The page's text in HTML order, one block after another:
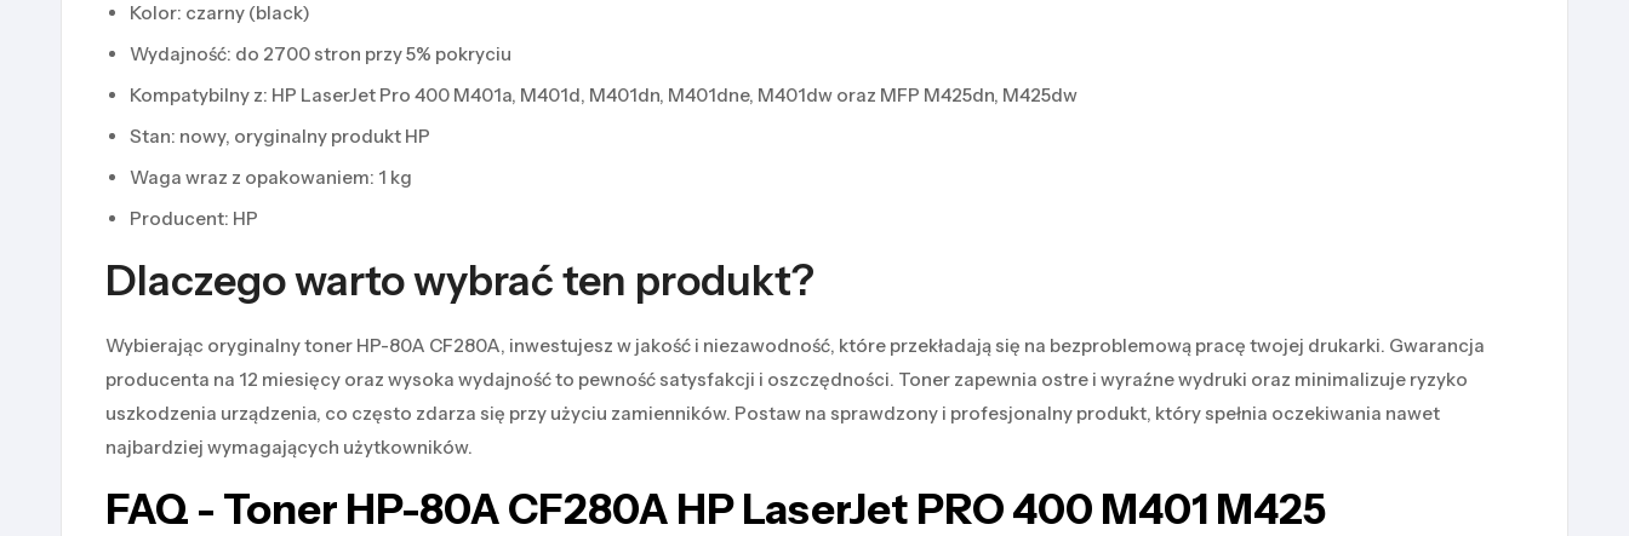
Kolor: czarny (black)
Wydajność: do 2700 stron przy 5% pokryciu
Kompatybilny z: HP LaserJet Pro 400 M401a, M401d, M401dn, M401dne, M401dw oraz MFP M425dn, M425dw
Stan: nowy, oryginalny produkt HP
Waga wraz z opakowaniem: 1 kg
Producent: HP
Dlaczego warto wybrać ten produkt?
Wybierając oryginalny toner HP-80A CF280A, inwestujesz w jakość i niezawodność, które przekładają się na bezproblemową pracę twojej drukarki. Gwarancja
producenta na 12 miesięcy oraz wysoka wydajność to pewność satysfakcji i oszczędności. Toner zapewnia ostre i wyraźne wydruki oraz minimalizuje ryzyko
uszkodzenia urządzenia, co często zdarza się przy użyciu zamienników. Postaw na sprawdzony i profesjonalny produkt, który spełnia oczekiwania nawet
najbardziej wymagających użytkowników.
FAQ - Toner HP-80A CF280A HP LaserJet PRO 400 M401 M425